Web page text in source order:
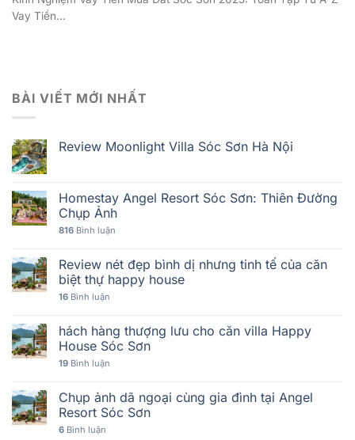
Vay Tiền...
BÀI VIẾT MỚI NHẤT
Review Moonlight Villa Sóc Sơn Hà Nội
Homestay Angel Resort Sóc Sơn: Thiên Đường
Chụp Ảnh
816 Bình luận
Review nét đẹp bình dị nhưng tinh tế của căn
biệt thự happy house
16 Bình luận
hách hàng thượng lưu cho căn villa Happy
House Sóc Sơn
19 Bình luận
Chụp ảnh dã ngoại cùng gia đình tại Angel
Resort Sóc Sơn
6 Bình luận